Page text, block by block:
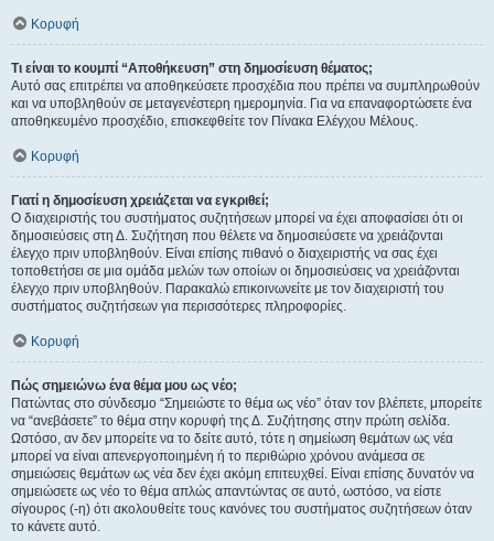
Κορυφή
Τι είναι το κουμπί “Αποθήκευση” στη δημοσίευση θέματος;
Αυτό σας επιτρέπει να αποθηκεύσετε προσχέδια που πρέπει να συμπληρωθούν
και να υποβληθούν σε μεταγενέστερη ημερομηνία. Για να επαναφορτώσετε ένα
αποθηκευμένο προσχέδιο, επισκεφθείτε τον Πίνακα Ελέγχου Μέλους.
Κορυφή
Γιατί η δημοσίευση χρειάζεται να εγκριθεί;
Ο διαχειριστής του συστήματος συζητήσεων μπορεί να έχει αποφασίσει ότι οι
δημοσιεύσεις στη Δ. Συζήτηση που θέλετε να δημοσιεύσετε να χρειάζονται
έλεγχο πριν υποβληθούν. Είναι επίσης πιθανό ο διαχειριστής να σας έχει
τοποθετήσει σε μια ομάδα μελών των οποίων οι δημοσιεύσεις να χρειάζονται
έλεγχο πριν υποβληθούν. Παρακαλώ επικοινωνείτε με τον διαχειριστή του
συστήματος συζητήσεων για περισσότερες πληροφορίες.
Κορυφή
Πώς σημειώνω ένα θέμα μου ως νέο;
Πατώντας στο σύνδεσμο “Σημειώστε το θέμα ως νέο” όταν τον βλέπετε, μπορείτε
να “ανεβάσετε” το θέμα στην κορυφή της Δ. Συζήτησης στην πρώτη σελίδα.
Ωστόσο, αν δεν μπορείτε να το δείτε αυτό, τότε η σημείωση θεμάτων ως νέα
μπορεί να είναι απενεργοποιημένη ή το περιθώριο χρόνου ανάμεσα σε
σημειώσεις θεμάτων ως νέα δεν έχει ακόμη επιτευχθεί. Είναι επίσης δυνατόν να
σημειώσετε ως νέο το θέμα απλώς απαντώντας σε αυτό, ωστόσο, να είστε
σίγουρος (-η) ότι ακολουθείτε τους κανόνες του συστήματος συζητήσεων όταν
το κάνετε αυτό.